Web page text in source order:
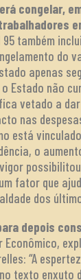
congelar,
também
do
apenas
Estado não
vetado a
nas
está
o
fator que
dos
depois
Econômico,
“A
texto enxuto